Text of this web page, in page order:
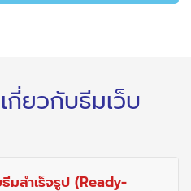
ยวกับธีมเว็บ
มสำเร็จรูป (Ready-